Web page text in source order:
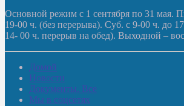
Основной режим с 1 сентября по 31 мая.
19-00 ч. (без перерыва). Суб. с 9-00 ч. до
14- 00 ч. перерыв на обед). Выходной –
Домой
Новости
Документы. Все
Мы в соцсетях